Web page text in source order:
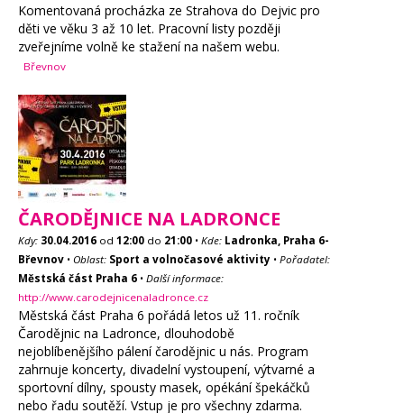
Komentovaná procházka ze Strahova do Dejvic pro
děti ve věku 3 až 10 let. Pracovní listy později
zveřejníme volně ke stažení na našem webu.
Břevnov
ČARODĚJNICE NA LADRONCE
Kdy: 30.04.2016 od 12:00 do 21:00 • Kde: Ladronka, Praha 6-
Břevnov • Oblast: Sport a volnočasové aktivity • Pořadatel:
Městská část Praha 6 • Další informace:
http://www.carodejnicenaladronce.cz
Městská část Praha 6 pořádá letos už 11. ročník
Čarodějnic na Ladronce, dlouhodobě
nejoblíbenějšího pálení čarodějnic u nás. Program
zahrnuje koncerty, divadelní vystoupení, výtvarné a
sportovní dílny, spousty masek, opékání špekáčků
nebo řadu soutěží. Vstup je pro všechny zdarma.